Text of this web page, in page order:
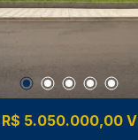
R$ 5.050.000,00 V